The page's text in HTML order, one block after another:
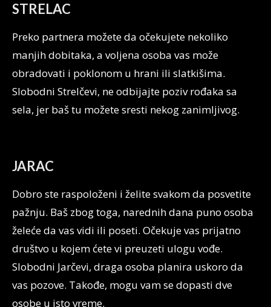
STRELAC
Preko partnera možete da očekujete nekoliko
manjih dobitaka, a voljena osoba vas može
obradovati i poklonom u hrani ili slatkišima.
Slobodni Strelčevi, ne odbijajte poziv rođaka sa
sela, jer baš tu možete sresti nekog zanimljivog.
JARAC
Dobro ste raspoloženi i želite svakom da posvetite
pažnju. Baš zbog toga, narednih dana puno osoba
želeće da vas vidi ili poseti. Očekuje vas prijatno
društvo u kojem ćete vi preuzeti ulogu vođe.
Slobodni Jarčevi, draga osoba planira uskoro da
vas pozove. Takođe, mogu vam se dopasti dve
osobe u isto vreme.